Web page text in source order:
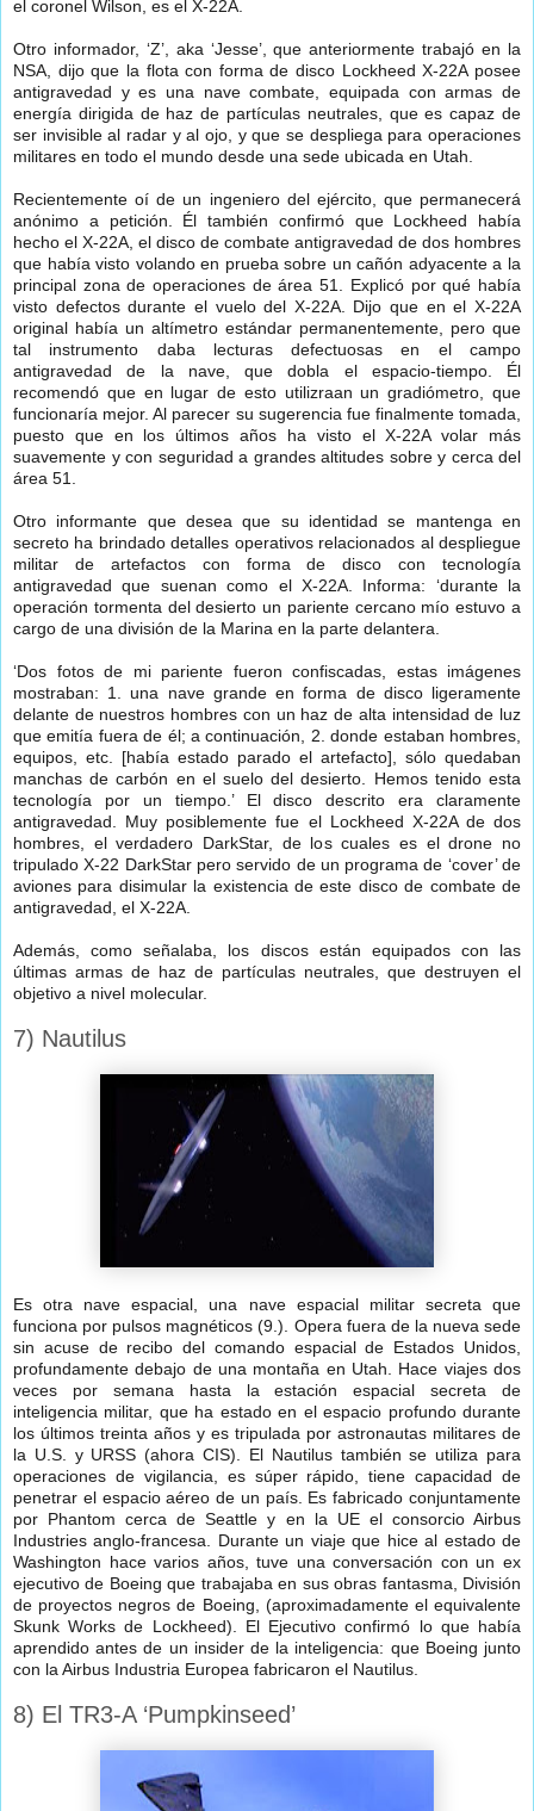
el coronel Wilson, es el X-22A.
Otro informador, ‘Z’, aka ‘Jesse’, que anteriormente trabajó en la
NSA, dijo que la flota con forma de disco Lockheed X-22A posee
antigravedad y es una nave combate, equipada con armas de
energía dirigida de haz de partículas neutrales, que es capaz de
ser invisible al radar y al ojo, y que se despliega para operaciones
militares en todo el mundo desde una sede ubicada en Utah.
Recientemente oí de un ingeniero del ejército, que permanecerá
anónimo a petición. Él también confirmó que Lockheed había
hecho el X-22A, el disco de combate antigravedad de dos hombres
que había visto volando en prueba sobre un cañón adyacente a la
principal zona de operaciones de área 51. Explicó por qué había
visto defectos durante el vuelo del X-22A. Dijo que en el X-22A
original había un altímetro estándar permanentemente, pero que
tal instrumento daba lecturas defectuosas en el campo
antigravedad de la nave, que dobla el espacio-tiempo. Él
recomendó que en lugar de esto utilizraan un gradiómetro, que
funcionaría mejor. Al parecer su sugerencia fue finalmente tomada,
puesto que en los últimos años ha visto el X-22A volar más
suavemente y con seguridad a grandes altitudes sobre y cerca del
área 51.
Otro informante que desea que su identidad se mantenga en
secreto ha brindado detalles operativos relacionados al despliegue
militar de artefactos con forma de disco con tecnología
antigravedad que suenan como el X-22A. Informa: ‘durante la
operación tormenta del desierto un pariente cercano mío estuvo a
cargo de una división de la Marina en la parte delantera.
‘Dos fotos de mi pariente fueron confiscadas, estas imágenes
mostraban: 1. una nave grande en forma de disco ligeramente
delante de nuestros hombres con un haz de alta intensidad de luz
que emitía fuera de él; a continuación, 2. donde estaban hombres,
equipos, etc. [había estado parado el artefacto], sólo quedaban
manchas de carbón en el suelo del desierto. Hemos tenido esta
tecnología por un tiempo.’ El disco descrito era claramente
antigravedad. Muy posiblemente fue el Lockheed X-22A de dos
hombres, el verdadero DarkStar, de los cuales es el drone no
tripulado X-22 DarkStar pero servido de un programa de ‘cover’ de
aviones para disimular la existencia de este disco de combate de
antigravedad, el X-22A.
Además, como señalaba, los discos están equipados con las
últimas armas de haz de partículas neutrales, que destruyen el
objetivo a nivel molecular.
7) Nautilus
Es otra nave espacial, una nave espacial militar secreta que
funciona por pulsos magnéticos (9.). Opera fuera de la nueva sede
sin acuse de recibo del comando espacial de Estados Unidos,
profundamente debajo de una montaña en Utah. Hace viajes dos
veces por semana hasta la estación espacial secreta de
inteligencia militar, que ha estado en el espacio profundo durante
los últimos treinta años y es tripulada por astronautas militares de
la U.S. y URSS (ahora CIS). El Nautilus también se utiliza para
operaciones de vigilancia, es súper rápido, tiene capacidad de
penetrar el espacio aéreo de un país. Es fabricado conjuntamente
por Phantom cerca de Seattle y en la UE el consorcio Airbus
Industries anglo-francesa. Durante un viaje que hice al estado de
Washington hace varios años, tuve una conversación con un ex
ejecutivo de Boeing que trabajaba en sus obras fantasma, División
de proyectos negros de Boeing, (aproximadamente el equivalente
Skunk Works de Lockheed). El Ejecutivo confirmó lo que había
aprendido antes de un insider de la inteligencia: que Boeing junto
con la Airbus Industria Europea fabricaron el Nautilus.
8) El TR3-A ‘Pumpkinseed’